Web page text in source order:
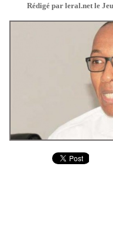
Rédigé par leral.net le